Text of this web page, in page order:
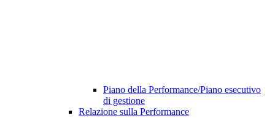
Piano della Performance/Piano esecutivo
di gestione
Relazione sulla Performance